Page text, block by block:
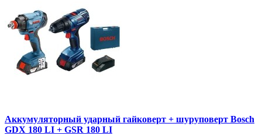
Аккумуляторный ударный гайковерт + шуруповерт Bosch
GDX 180 LI + GSR 180 LI